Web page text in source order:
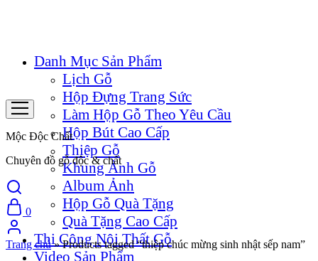
Danh Mục Sản Phẩm
Lịch Gỗ
Hộp Đựng Trang Sức
Làm Hộp Gỗ Theo Yêu Cầu
Hộp Bút Cao Cấp
Thiệp Gỗ
Khung Ảnh Gỗ
Album Ảnh
Hộp Gỗ Quà Tặng
Quà Tặng Cao Cấp
Thi Công Nội Thất Gỗ
Video Sản Phẩm
Mộc Độc Chất
Chuyên đồ gỗ độc & chất
0
Trang chủ»Products tagged “thiệp chúc mừng sinh nhật sếp nam”